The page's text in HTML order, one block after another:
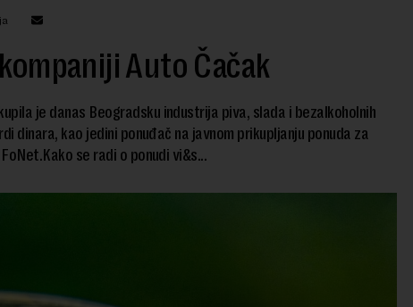
Auto Čačak
je danas Beogradsku industrija piva, slada i bezalkoholnih
dinara, kao jedini ponuđač na javnom prikupljanju ponuda za
se radi o ponudi vi&s...